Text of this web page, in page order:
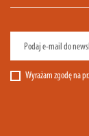
Wyrażam zgodę na